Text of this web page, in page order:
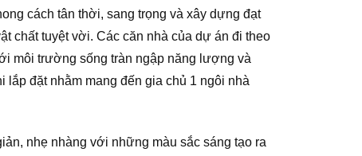
cách tân thời, sang trọng và xây dựng đạt
chất tuyệt vời. Các căn nhà của dự án đi theo
môi trường sống tràn ngập năng lượng và
đặt nhằm mang đến gia chủ 1 ngôi nhà
nhẹ nhàng với những màu sắc sáng tạo ra